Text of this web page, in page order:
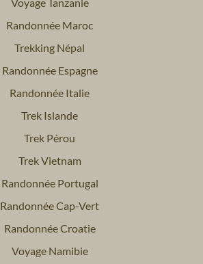
Voyage Tanzanie
Randonnée Maroc
Trekking Népal
Randonnée Espagne
Randonnée Italie
Trek Islande
Trek Pérou
Trek Vietnam
Randonnée Portugal
Randonnée Cap-Vert
Randonnée Croatie
Voyage Namibie